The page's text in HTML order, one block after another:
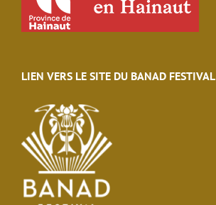
LIEN VERS LE SITE DU BANAD FESTIVAL